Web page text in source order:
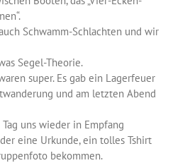
Schwamm-Schlachten und wir
Segel-Theorie.
super. Es gab ein Lagerfeuer
und am letzten Abend
uns wieder in Empfang
eine Urkunde, ein tolles Tshirt
bekommen.